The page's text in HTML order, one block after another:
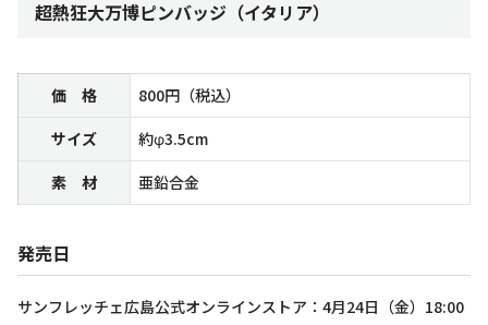
超熱狂大万博ピンバッジ（イタリア）
価 格
800円（税込）
サイズ
約φ3.5cm
素 材
亜鉛合金
発売日
サンフレッチェ広島公式オンラインストア：4月24日（金）18:00